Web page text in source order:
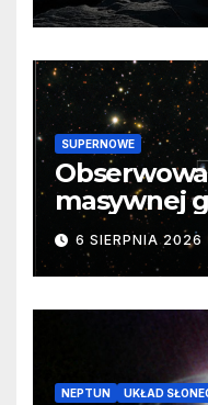
SUPERNOWE
masywnej
samego
cenne dane
6 SIERPNIA 2026
NEPTUN UKŁAD